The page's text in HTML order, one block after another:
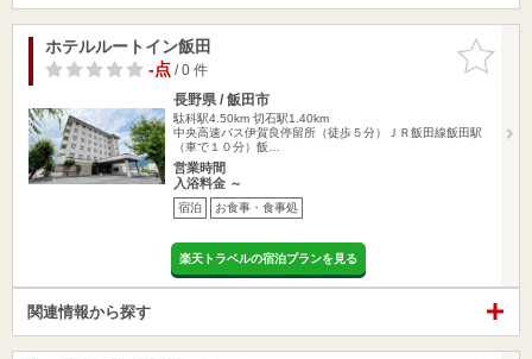
お気に入
りに追加
ホテルルートイン飯田
-点/ 0 件
長野県 / 飯田市
駄科駅4.50km 切石駅1.40km
中央高速バス伊賀良停留所（徒歩５分）ＪＲ飯田線飯田駅
（車で１０分）飯…
営業時間
入浴料金 ～
宿泊 お食事・食事処
楽天トラベルの宿泊プランを見る
関連情報から探す